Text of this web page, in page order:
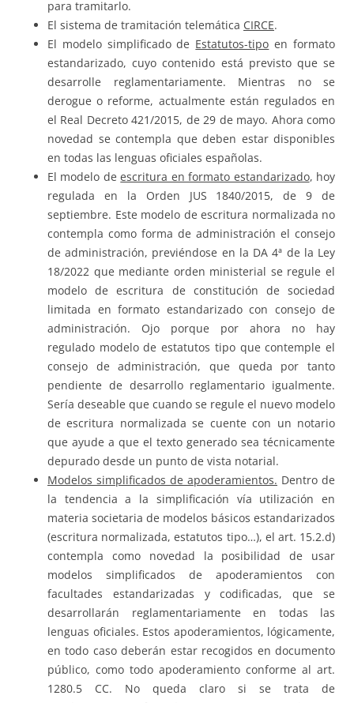
para tramitarlo.
El sistema de tramitación telemática CIRCE.
El modelo simplificado de Estatutos-tipo en formato
estandarizado, cuyo contenido está previsto que se
desarrolle reglamentariamente. Mientras no se
derogue o reforme, actualmente están regulados en
el Real Decreto 421/2015, de 29 de mayo. Ahora como
novedad se contempla que deben estar disponibles
en todas las lenguas oficiales españolas.
El modelo deescritura en formato estandarizado, hoy
regulada en la Orden JUS 1840/2015, de 9 de
septiembre. Este modelo de escritura normalizada no
contempla como forma de administración el consejo
de administración, previéndose en la DA 4ª de la Ley
18/2022 que mediante orden ministerial se regule el
modelo de escritura de constitución de sociedad
limitada en formato estandarizado con consejo de
administración. Ojo porque por ahora no hay
regulado modelo de estatutos tipo que contemple el
consejo de administración, que queda por tanto
pendiente de desarrollo reglamentario igualmente.
Sería deseable que cuando se regule el nuevo modelo
de escritura normalizada se cuente con un notario
que ayude a que el texto generado sea técnicamente
depurado desde un punto de vista notarial.
Modelos simplificados de apoderamientos. Dentro de
la tendencia a la simplificación vía utilización en
materia societaria de modelos básicos estandarizados
(escritura normalizada, estatutos tipo…), el art. 15.2.d)
contempla como novedad la posibilidad de usar
modelos simplificados de apoderamientos con
facultades estandarizadas y codificadas, que se
desarrollarán reglamentariamente en todas las
lenguas oficiales. Estos apoderamientos, lógicamente,
en todo caso deberán estar recogidos en documento
público, como todo apoderamiento conforme al art.
1280.5 CC. No queda claro si se trata de